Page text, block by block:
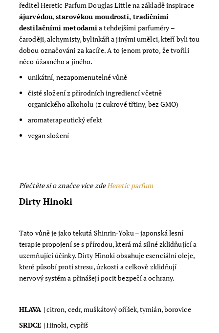
ředitel Heretic Parfum Douglas Little na základě inspirace
ájurvédou,starověkou moudrostí, tradičními
destilačními metodamia tehdejšími parfuméry –
čaroději, alchymisty, bylinkáři a jinými umělci, kteří byli tou
dobou označováni za kacíře. A to jenom proto, že tvořili
něco úžasného a jiného.
unikátní, nezapomenutelné vůně
čisté složení z přírodních ingrediencí včetně
organického alkoholu (z cukrové třtiny, bez GMO)
aromaterapeutický efekt
vegan složení
Přečtěte si o značce více zdeHeretic parfum
Dirty Hinoki
Tato vůně je jako tekutá Shinrin-Yoku – japonská lesní
terapie propojení se s přírodou, která má silné zklidňující a
uzemňující účinky. Dirty Hinoki obsahuje esenciální oleje,
které působí proti stresu, úzkosti a celkově zklidňují
nervový systém a přinášejí pocit bezpečí a ochrany.
HLAVA |citron, cedr, muškátový oříšek, tymián, borovice
SRDCE |Hinoki, cypřiš